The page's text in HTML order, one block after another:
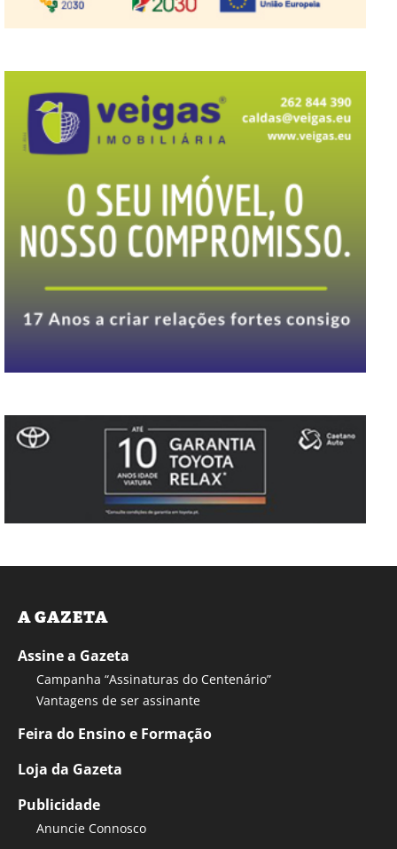
A GAZETA
Assine a Gazeta
Campanha “Assinaturas do Centenário”
Vantagens de ser assinante
Feira do Ensino e Formação
Loja da Gazeta
Publicidade
Anuncie Connosco